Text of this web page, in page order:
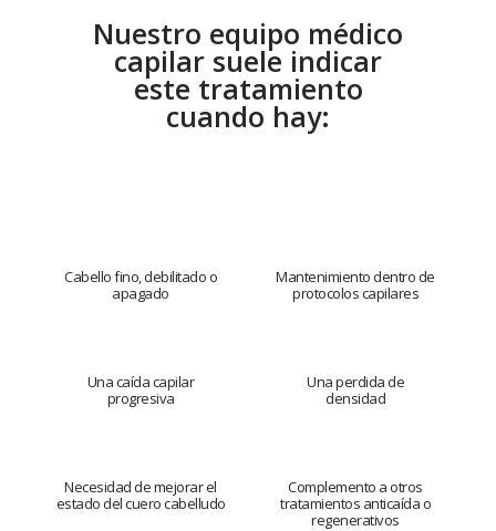
Nuestro equipo médico
capilar suele indicar
este tratamiento
cuando hay:
Cabello fino, debilitado o
apagado
Mantenimiento dentro de
protocolos capilares
Una caída capilar
progresiva
Una perdida de
densidad
Necesidad de mejorar el
estado del cuero cabelludo
Complemento a otros
tratamientos anticaída o
regenerativos